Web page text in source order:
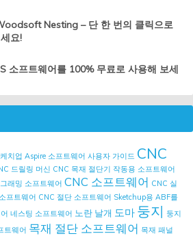
Nesting – 단 한 번의 클릭으로
요!
소프트웨어를 100% 무료로 사용해 보세
치업 Aspire 소프트웨어 사용자 가이드 CNC
드릴링 머신 CNC 목재 절단기 작동용 소프트웨어
래밍 소프트웨어 CNC 소프트웨어 CNC 실
프트웨어 CNC 절단 소프트웨어 Sketchup용 ABF를
네스팅 소프트웨어 노란 날개 도마 둥지 둥지
트웨어 목재 절단 소프트웨어 목재 패널